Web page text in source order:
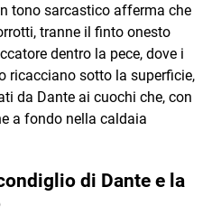
tono sarcastico afferma che
tranne il finto onesto
dentro la pece, dove i
ricacciano sotto la superficie,
da Dante ai cuochi che, con
a fondo nella caldaia
di Dante e la